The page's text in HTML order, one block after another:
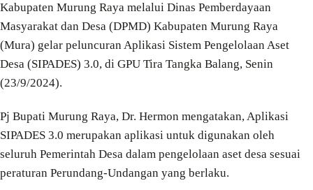
Kabupaten Murung Raya melalui Dinas Pemberdayaan
Masyarakat dan Desa (DPMD) Kabupaten Murung Raya
(Mura) gelar peluncuran Aplikasi Sistem Pengelolaan Aset
Desa (SIPADES) 3.0, di GPU Tira Tangka Balang, Senin
(23/9/2024).
Pj Bupati Murung Raya, Dr. Hermon mengatakan, Aplikasi
SIPADES 3.0 merupakan aplikasi untuk digunakan oleh
seluruh Pemerintah Desa dalam pengelolaan aset desa sesuai
peraturan Perundang-Undangan yang berlaku.